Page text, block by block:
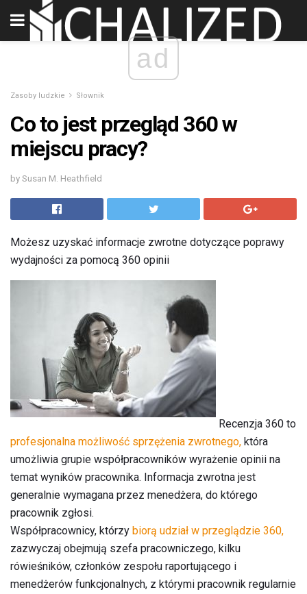
ad
Zasoby ludzkie Słownik
Co to jest przegląd 360 w
miejscu pracy?
by Susan M. Heathfield
Możesz uzyskać informacje zwrotne dotyczące poprawy
wydajności za pomocą 360 opinii
Recenzja 360 to
profesjonalna możliwość sprzężenia zwrotnego, która
umożliwia grupie współpracowników wyrażenie opinii na
temat wyników pracownika. Informacja zwrotna jest
generalnie wymagana przez menedżera, do którego
pracownik zgłosi.
Współpracownicy, którzy biorą udział w przeglądzie 360,
zazwyczaj obejmują szefa pracowniczego, kilku
rówieśników, członków zespołu raportującego i
menedżerów funkcjonalnych, z którymi pracownik regularnie